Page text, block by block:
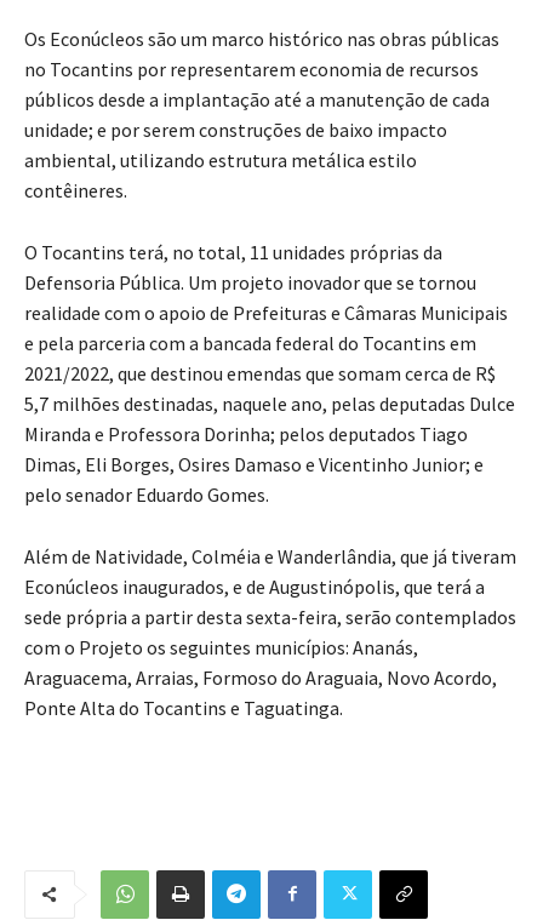
Os Econúcleos são um marco histórico nas obras públicas
no Tocantins por representarem economia de recursos
públicos desde a implantação até a manutenção de cada
unidade; e por serem construções de baixo impacto
ambiental, utilizando estrutura metálica estilo
contêineres.
O Tocantins terá, no total, 11 unidades próprias da
Defensoria Pública. Um projeto inovador que se tornou
realidade com o apoio de Prefeituras e Câmaras Municipais
e pela parceria com a bancada federal do Tocantins em
2021/2022, que destinou emendas que somam cerca de R$
5,7 milhões destinadas, naquele ano, pelas deputadas Dulce
Miranda e Professora Dorinha; pelos deputados Tiago
Dimas, Eli Borges, Osires Damaso e Vicentinho Junior; e
pelo senador Eduardo Gomes.
Além de Natividade, Colméia e Wanderlândia, que já tiveram
Econúcleos inaugurados, e de Augustinópolis, que terá a
sede própria a partir desta sexta-feira, serão contemplados
com o Projeto os seguintes municípios: Ananás,
Araguacema, Arraias, Formoso do Araguaia, Novo Acordo,
Ponte Alta do Tocantins e Taguatinga.